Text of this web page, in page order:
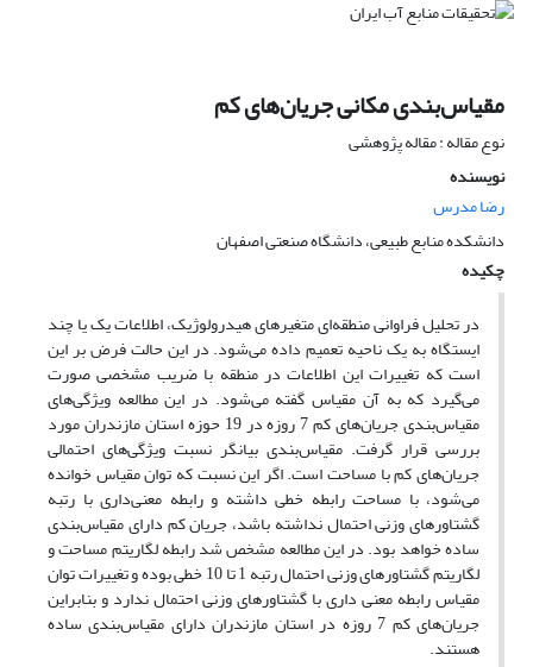
مقیاس‌بندی مکانی جریان‌های کم
نوع مقاله : مقاله پژوهشی
نویسنده
رضا مدرس
دانشکده منابع طبیعی، دانشگاه صنعتی اصفهان
چکیده
در تحلیل فراوانی منطقه‌ای متغیرهای هیدرولوژیک، اطلاعات یک یا چند
ایستگاه به یک ناحیه تعمیم داده می‌شود. در این حالت فرض بر این
است که تغییرات این اطلاعات در منطقه با ضریب مشخصی صورت
می‌گیرد که به آن مقیاس گفته می‌شود. در این مطالعه ویژگی‌های
مقیاس‌بندی جریان‌های کم 7 روزه در 19 حوزه استان مازندران مورد
بررسی قرار گرفت. مقیاس‌بندی بیانگر نسبت ویژگی‌های احتمالی
جریان‌های کم با مساحت است. اگر این نسبت که توان مقیاس خوانده
می‌شود، با مساحت رابطه خطی داشته و رابطه معنی‌داری با رتبه
گشتاور‌های وزنی احتمال نداشته باشد، جریان کم دارای مقیاس‌بندی
ساده خواهد بود. در این مطالعه مشخص شد رابطه لگاریتم مساحت و
لگاریتم گشتاورهای وزنی احتمال رتبه 1 تا 10 خطی بوده و تغییرات توان
مقیاس رابطه معنی داری با گشتاورهای وزنی احتمال ندارد و بنابراین
جریان‌های کم 7 روزه در استان مازندران دارای مقیاس‌بندی ساده
هستند.